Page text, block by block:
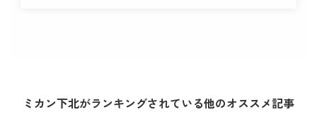
ミカン下北がランキングされている他のオススメ記事